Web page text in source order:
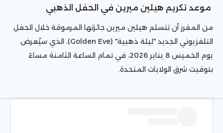
موعد تكريم هيلين ميرين في الحفل الذهبي
من المقرر أن تتسلم هيلين ميرين جائزتها المرموقة خلال الحفل
التلفزيوني الجديد "ليلة ذهبية" (Golden Eve)، الذي سيُعرض
يوم الخميس 8 يناير 2026، في تمام الساعة الثامنة مساءً
بتوقيت شرق الولايات المتحدة.